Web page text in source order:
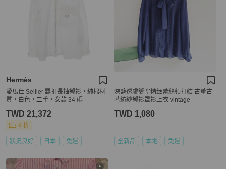
Hermès
愛馬仕 Sellier 羈扣長袖襯衫，純棉材
質，白色，二手，女款 34 碼
TWD 21,372
9 折
狀況良好 日本 免運
深藍透膚簍空精緻蕾絲領打結 古董古
著紡紗襯衫罩衫上衣 vintage
TWD 1,080
全新品 本地 免運